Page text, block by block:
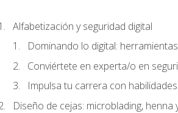
Alfabetización y seguridad digital
Dominando lo digital:
Conviértete en experta/o en
Impulsa tu carrera con
Diseño de cejas: microblading, henna